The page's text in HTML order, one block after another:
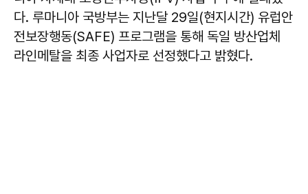
다. 루마니아 국방부는 지난달 29일(현지시간) 유럽안
전보장행동(SAFE) 프로그램을 통해 독일 방산업체
라인메탈을 최종 사업자로 선정했다고 밝혔다.